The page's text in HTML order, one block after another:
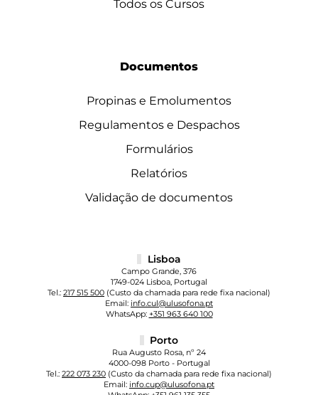
Todos os Cursos
Documentos
Propinas e Emolumentos
Regulamentos e Despachos
Formulários
Relatórios
Validação de documentos
Lisboa
Campo Grande, 376
1749-024 Lisboa, Portugal
Tel.: 217 515 500 (Custo da chamada para rede fixa nacional)
Email: info.cul@ulusofona.pt
WhatsApp: +351 963 640 100
Porto
Rua Augusto Rosa, nº 24
4000-098 Porto - Portugal
Tel.: 222 073 230 (Custo da chamada para rede fixa nacional)
Email: info.cup@ulusofona.pt